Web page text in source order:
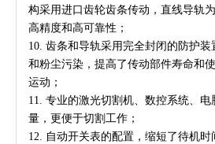
构采用进口齿轮齿条传动，直线导轨
高精度和高可靠性；
10. 齿条和导轨采用完全封闭的防护
和粉尘污染，提高了传动部件寿命和
运动；
11. 专业的激光切割机、数控系统、
量，更便于切割工作；
12. 自动开关表的配置，缩短了待机